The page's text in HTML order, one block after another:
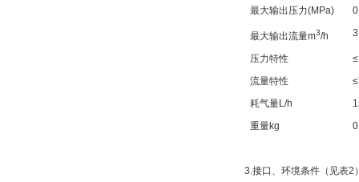
最大输出压力(MPa)
最大输出流量m3/h 3
压力特性
流量特性
耗气量L/h
重量kg
3.接口、环境条件（见表2